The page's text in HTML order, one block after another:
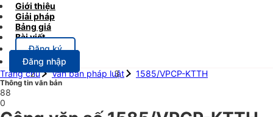
Giới thiệu
Giải pháp
Bảng giá
Bài viết
Đăng ký
Đăng nhập
Trang chủ
Văn bản pháp luật 1585/VPCP-KTTH
Thông tin văn bản
88
0